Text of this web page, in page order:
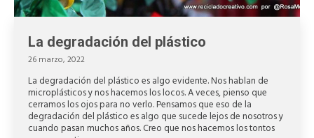
La degradación del plástico
26 marzo, 2022
La degradación del plástico es algo evidente. Nos hablan de
microplásticos y nos hacemos los locos. A veces, pienso que
cerramos los ojos para no verlo. Pensamos que eso de la
degradación del plástico es algo que sucede lejos de nosotros y
cuando pasan muchos años. Creo que nos hacemos los tontos